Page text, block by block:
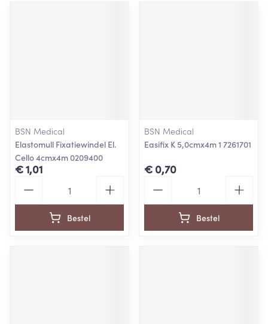
BSN Medical
Elastomull Fixatiewindel El.
Cello 4cmx4m 0209400
€ 1,01
Bestel
BSN Medical
Easifix K 5,0cmx4m 1 7261701
€ 0,70
Bestel